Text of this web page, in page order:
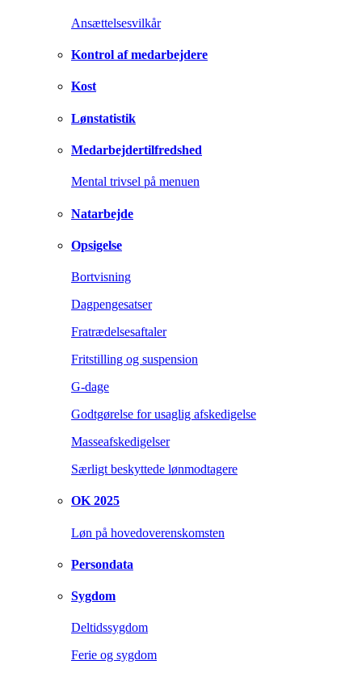
Ansættelsesvilkår
Kontrol af medarbejdere
Kost
Lønstatistik
Medarbejdertilfredshed
Mental trivsel på menuen
Natarbejde
Opsigelse
Bortvisning
Dagpengesatser
Fratrædelsesaftaler
Fritstilling og suspension
G-dage
Godtgørelse for usaglig afskedigelse
Masseafskedigelser
Særligt beskyttede lønmodtagere
OK 2025
Løn på hovedoverenskomsten
Persondata
Sygdom
Deltidssygdom
Ferie og sygdom